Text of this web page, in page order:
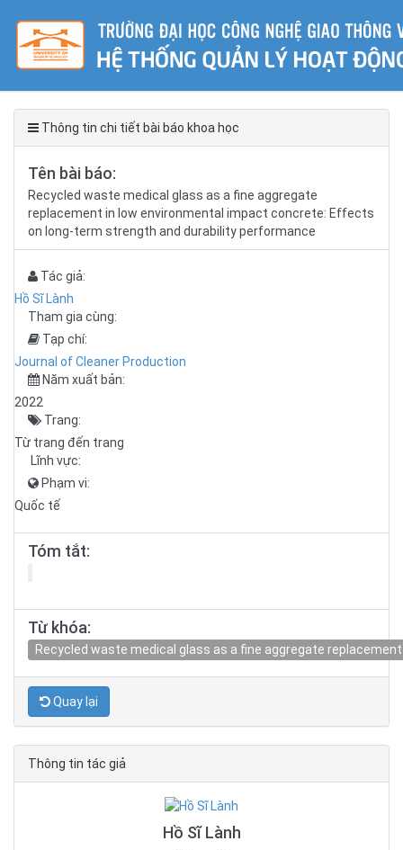
Thông tin chi tiết bài báo khoa học
Tên bài báo:
Recycled waste medical glass as a fine aggregate
replacement in low environmental impact concrete: Effects
on long-term strength and durability performance
Tác giả:
Hồ Sĩ Lành
Tham gia cùng:
Tạp chí:
Journal of Cleaner Production
Năm xuất bản:
2022
Trang:
Từ trang đến trang
Lĩnh vực:
Phạm vi:
Quốc tế
Tóm tắt:
Từ khóa:
Recycled waste medical glass as a fine aggregate
Quay lại
Thông tin tác giả
Hồ Sĩ Lành